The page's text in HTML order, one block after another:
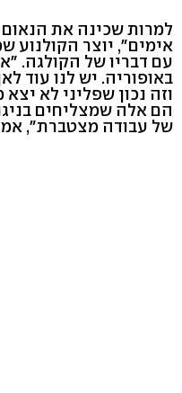
למרות שכינה את
אימים", יוצר הקולנוע
עם דבריו של הקולגה.
באופוריה. יש לנו עוד
וזה נכון שפליני לא
הם אלה שמצליחים
של עבודה מצטברת",